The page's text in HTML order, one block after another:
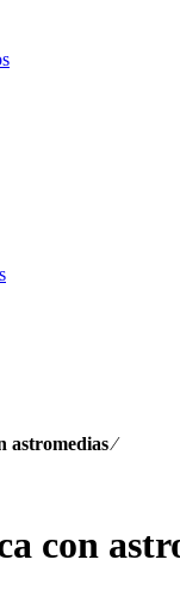
astromedias⁄
con